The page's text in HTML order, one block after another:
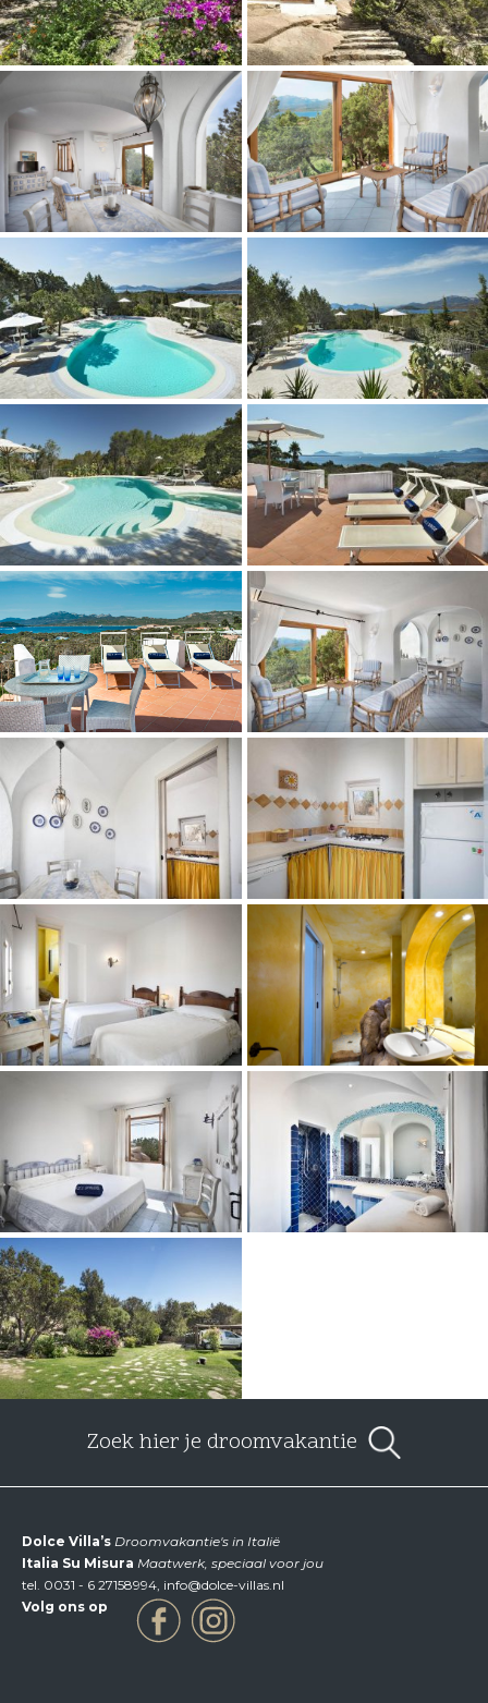
Zoek hier je droomvakantie
Dolce Villa’s Droomvakantie's in Italië
Italia Su Misura Maatwerk, speciaal voor jou
tel. 0031 - 6 27158994, info@dolce-villas.nl
Volg ons op